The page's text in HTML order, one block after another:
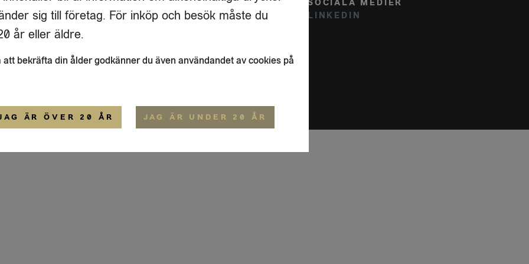
17 A
STOCKHOLM
FLAIVY
OM OSS
SOCIALA MEDIER
LINKEDIN
ALLMÄNNA VILLKOR
sig till företag. För inköp och besök måste du
år eller äldre.
att bekräfta din ålder godkänner du även användandet av cookies på
ÄR ÖVER 20 ÅR JAG ÄR UNDER 20 ÅR